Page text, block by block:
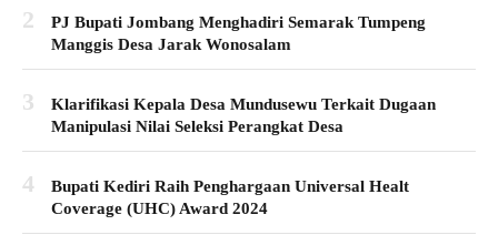
2
PJ Bupati Jombang Menghadiri Semarak Tumpeng
Manggis Desa Jarak Wonosalam
3
Klarifikasi Kepala Desa Mundusewu Terkait Dugaan
Manipulasi Nilai Seleksi Perangkat Desa
4
Bupati Kediri Raih Penghargaan Universal Healt
Coverage (UHC) Award 2024